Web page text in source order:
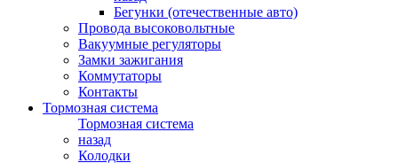
Бегунки (отечественные авто)
Провода высоковольтные
Вакуумные регуляторы
Замки зажигания
Коммутаторы
Контакты
Тормозная система
Тормозная система
назад
Колодки